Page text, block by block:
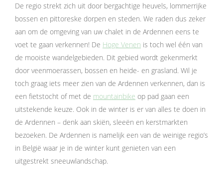
De regio strekt zich uit door bergachtige heuvels, lommerrijke
bossen en pittoreske dorpen en steden. We raden dus zeker
aan om de omgeving van uw chalet in de Ardennen eens te
voet te gaan verkennen! De Hoge Venen is toch wel één van
de mooiste wandelgebieden. Dit gebied wordt gekenmerkt
door veenmoerassen, bossen en heide- en grasland. Wil je
toch graag iets meer zien van de Ardennen verkennen, dan is
een fietstocht of met de mountainbike op pad gaan een
uitstekende keuze. Ook in de winter is er van alles te doen in
de Ardennen – denk aan skiën, sleeën en kerstmarkten
bezoeken. De Ardennen is namelijk een van de weinige regio’s
in België waar je in de winter kunt genieten van een
uitgestrekt sneeuwlandschap.